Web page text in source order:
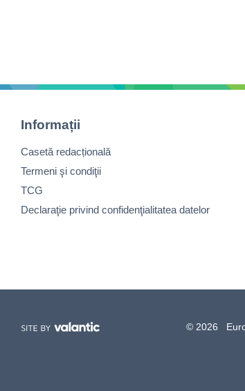
Informații
Casetă redacțională
Termeni şi condiţii
TCG
Declaraţie privind confidenţialitatea datelor
© 2026